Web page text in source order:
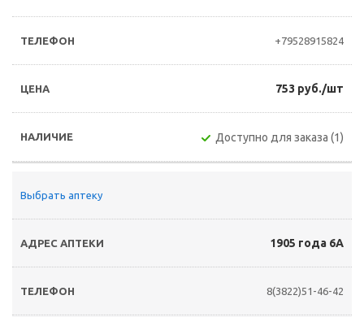
+79528915824
753 руб./шт
Доступно для заказа (1)
Выбрать аптеку
1905 года 6А
8(3822)51-46-42